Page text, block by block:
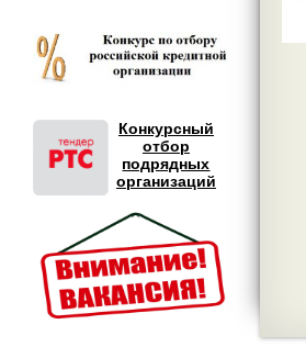
Конкурсный
отбор
подрядных
организаций